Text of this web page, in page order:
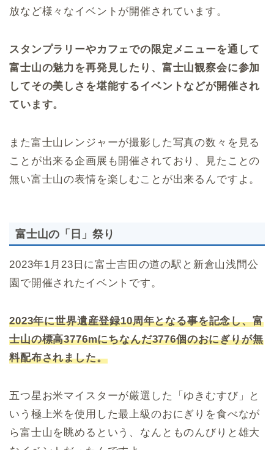
放など様々なイベントが開催されています。
スタンプラリーやカフェでの限定メニューを通して
富士山の魅力を再発見したり、富士山観察会に参加
してその美しさを堪能するイベントなどが開催され
ています。
また富士山レンジャーが撮影した写真の数々を見る
ことが出来る企画展も開催されており、見たことの
無い富士山の表情を楽しむことが出来るんですよ。
富士山の「日」祭り
2023年1月23日に富士吉田の道の駅と新倉山浅間公
園で開催されたイベントです。
2023年に世界遺産登録10周年となる事を記念し、富
士山の標高3776mにちなんだ3776個のおにぎりが無
料配布されました。
五つ星お米マイスターが厳選した「ゆきむすび」と
いう極上米を使用した最上級のおにぎりを食べなが
ら富士山を眺めるという、なんとものんびりと雄大